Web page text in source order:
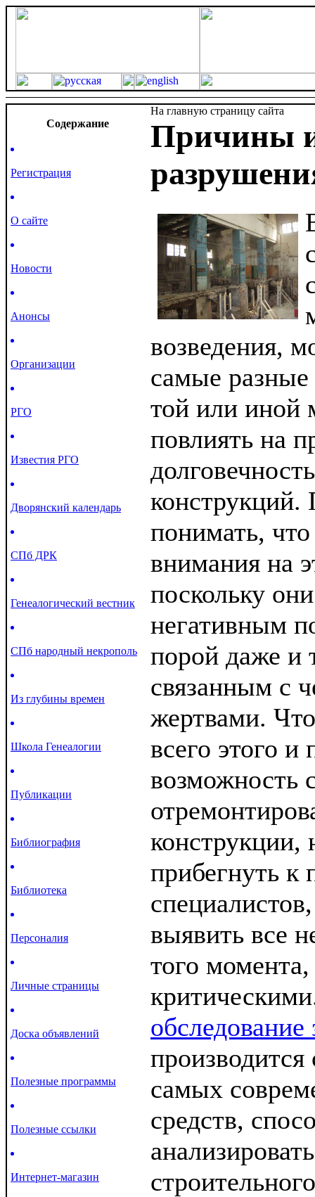
Cодержание
Регистрация
О сайте
Новости
Анонсы
Организации
РГО
Известия РГО
Дворянский календарь
СПб ДРК
Генеалогический вестник
СПб народный некрополь
Из глубины времен
Школа Генеалогии
Публикации
Библиография
Библиотека
Персоналия
Личные страницы
Доска объявлений
Полезные программы
Полезные ссылки
Интернет-магазин
На главную страницу сайта
Причины и
возведения,
самые
той или иной
повлиять на
понимать,
внимания на
поскольку
негативным
порой даже и
связанным с
жертвами.
всего этого и
возможность
конструкции,
прибегнуть
выявить все
того
обследование
производится
самых
средств,